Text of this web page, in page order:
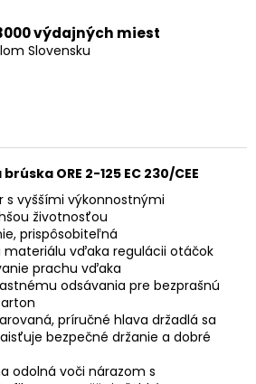
výdajných miest
Slovensku
ORE 2-125 EC 230/CEE
s vyššími výkonnostnými
životnosťou
prispôsobiteľná
vďaka regulácii otáčok
prachu vďaka
odsávania pre bezprašnú
príručné hlava držadlá sa
bezpečné držanie a dobré
odolná voči nárazom s